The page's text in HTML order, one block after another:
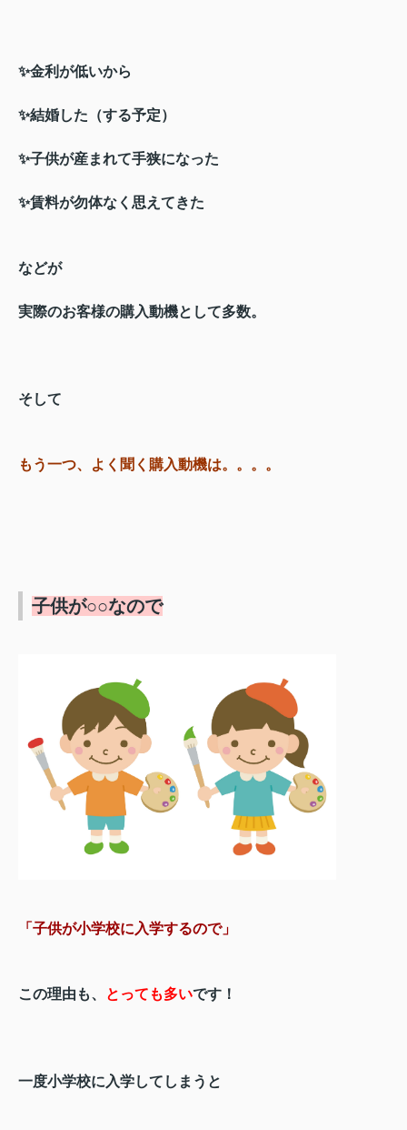
✨金利が低いから
✨結婚した（する予定）
✨子供が産まれて手狭になった
✨賃料が勿体なく思えてきた
などが
実際のお客様の購入動機として多数。
そして
もう一つ、よく聞く購入動機は。。。。
子供が○○なので
「子供が小学校に入学するので」
この理由も、 とっても多いです！
一度小学校に入学してしまうと